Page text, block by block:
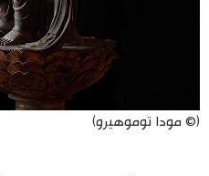
(© مودا توموهيرو)